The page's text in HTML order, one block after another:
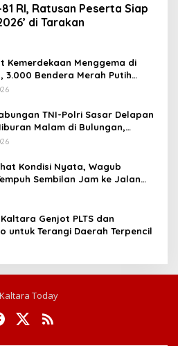
RI, Ratusan Peserta Siap
di Tarakan
Kemerdekaan Menggema di
3.000 Bendera Merah Putih
di Tanjung Palas
TNI-Polri Sasar Delapan
Malam di Bulungan,
Kondisi Nyata, Wagub
Sembilan Jam ke Jalan
dari Mahulu
Genjot PLTS dan
untuk Terangi Daerah Terpencil